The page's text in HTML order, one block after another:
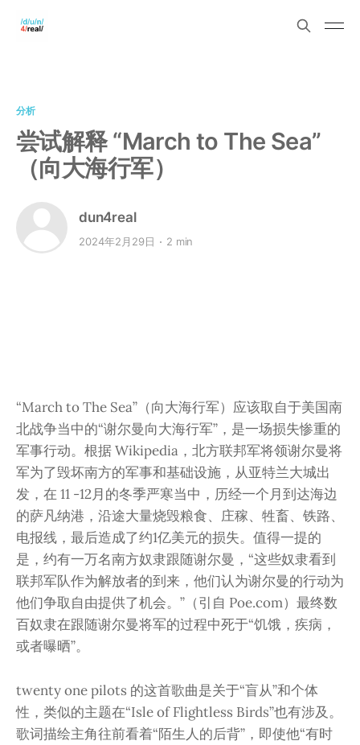
分析
尝试解释 “March to The Sea”
（向大海行军）
dun4real
2024年2月29日 2 min
“March to The Sea”（向大海行军）应该取自于美国南
北战争当中的“谢尔曼向大海行军”，是一场损失惨重的
军事行动。根据 Wikipedia，北方联邦军将领谢尔曼将
军为了毁坏南方的军事和基础设施，从亚特兰大城出
发，在 11 -12月的冬季严寒当中，历经一个月到达海边
的萨凡纳港，沿途大量烧毁粮食、庄稼、牲畜、铁路、
电报线，最后造成了约1亿美元的损失。值得一提的
是，约有一万名南方奴隶跟随谢尔曼，“这些奴隶看到
联邦军队作为解放者的到来，他们认为谢尔曼的行动为
他们争取自由提供了机会。”（引自 Poe.com）最终数
百奴隶在跟随谢尔曼将军的过程中死于“饥饿，疾病，
或者曝晒”。
twenty one pilots 的这首歌曲是关于“盲从”和个体
性，类似的主题在“Isle of Flightless Birds”也有涉及。
歌词描绘主角往前看着“陌生人的后背”，即使他“有时